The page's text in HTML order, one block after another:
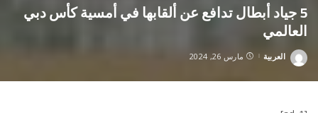
5 جياد أبطال تدافع عن ألقابها في أمسية كأس دبي
العالمي
Posted
العربية مارس 26, 2024